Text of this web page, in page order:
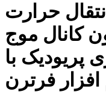
حرارت
کانال موج
پریودیک با
افزار فرترن